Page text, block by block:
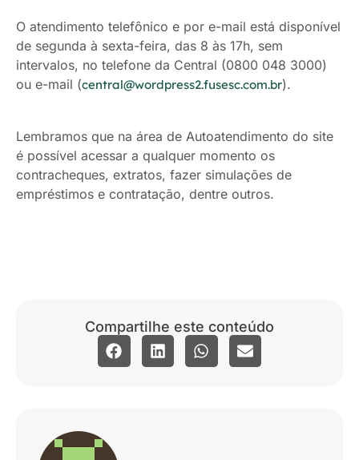
O atendimento telefônico e por e-mail está disponível
de segunda à sexta-feira, das 8 às 17h, sem
intervalos, no telefone da Central (0800 048 3000)
ou e-mail (central@wordpress2.fusesc.com.br).
Lembramos que na área de Autoatendimento do site
é possível acessar a qualquer momento os
contracheques, extratos, fazer simulações de
empréstimos e contratação, dentre outros.
Compartilhe este conteúdo